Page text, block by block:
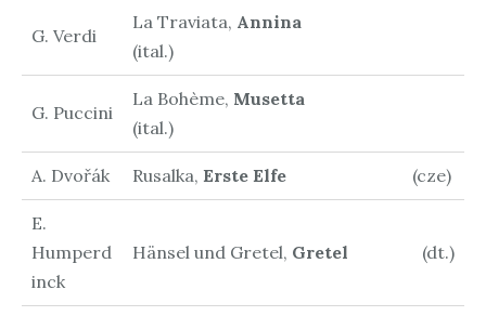
G. Verdi
La Traviata, Annina
(ital.)
G. Puccini
La Bohème, Musetta
(ital.)
A. Dvořák Rusalka, Erste Elfe (cze)
E.
Humperd
inck
Hänsel und Gretel, Gretel (dt.)